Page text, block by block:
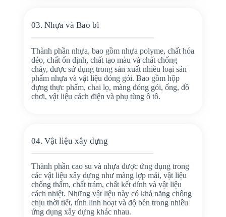
03. Nhựa và Bao bì
Thành phần nhựa, bao gồm nhựa polyme, chất hóa
dẻo, chất ổn định, chất tạo màu và chất chống
cháy, được sử dụng trong sản xuất nhiều loại sản
phẩm nhựa và vật liệu đóng gói. Bao gồm hộp
đựng thực phẩm, chai lọ, màng đóng gói, ống, đồ
chơi, vật liệu cách điện và phụ tùng ô tô.
04. Vật liệu xây dựng
Thành phần cao su và nhựa được ứng dụng trong
các vật liệu xây dựng như màng lợp mái, vật liệu
chống thấm, chất trám, chất kết dính và vật liệu
cách nhiệt. Những vật liệu này có khả năng chống
chịu thời tiết, tính linh hoạt và độ bền trong nhiều
ứng dụng xây dựng khác nhau.